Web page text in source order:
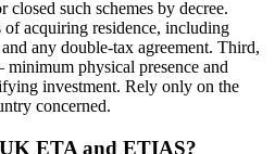
closed such schemes by decree.
of acquiring residence, including
any double-tax agreement. Third,
physical presence and
investment. Rely only on the
concerned.
ETA and ETIAS?